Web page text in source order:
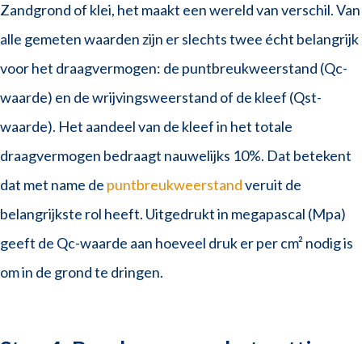
Zandgrond of klei, het maakt een wereld van verschil. Van
alle gemeten waarden zijn er slechts twee écht belangrijk
voor het draagvermogen: de puntbreukweerstand (Qc-
waarde) en de wrijvingsweerstand of de kleef (Qst-
waarde). Het aandeel van de kleef in het totale
draagvermogen bedraagt nauwelijks 10%. Dat betekent
dat met name de puntbreukweerstandveruit de
belangrijkste rol heeft. Uitgedrukt in megapascal (Mpa)
geeft de Qc-waarde aan hoeveel druk er per cm² nodig is
om in de grond te dringen.